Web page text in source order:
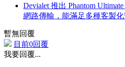
Devialet 推出 Phantom
網路傳輸，能滿足多種客製
暫無回覆
目前0回覆
我要回覆...